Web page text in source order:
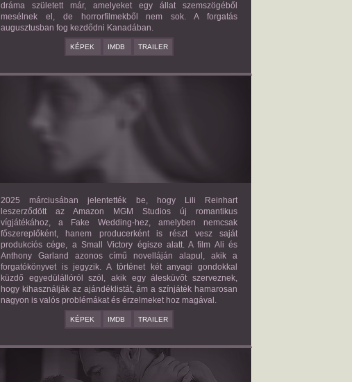
dráma született már, amelyeket egy állat szemszögéből
mesélnek el, de horrorfilmekből nem sok. A forgatás
augusztusban fog kezdődni Kanadában.
KÉPEK IMDB TRAILER
FAKE WEDDING
2025 márciusában jelentették be, hogy Lili Reinhart
leszerződött az Amazon MGM Studios új romantikus
vígjátékához, a Fake Wedding-hez, amelyben nemcsak
főszereplőként, hanem producerként is részt vesz saját
produkciós cége, a Small Victory égisze alatt. A film Ali és
Anthony Garland azonos című novelláján alapul, akik a
forgatókönyvet is jegyzik. A történet két anyagi gondokkal
küzdő egyedülállóról szól, akik egy álesküvőt szerveznek,
hogy kihasználják az ajándéklistát, ám a színjáték hamarosan
nagyon is valós problémákat és érzelmeket hoz magával.
KÉPEK IMDB TRAILER